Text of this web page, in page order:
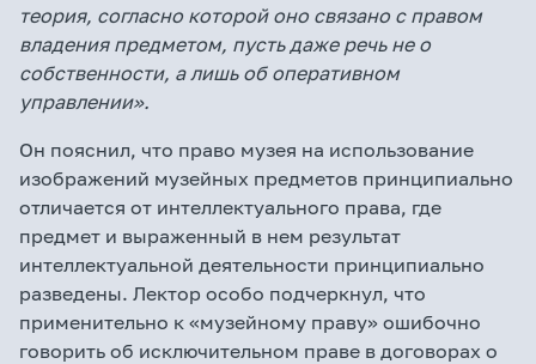
теория, согласно которой оно связано с правом
владения предметом, пусть даже речь не о
собственности, а лишь об оперативном
управлении».
Он пояснил, что право музея на использование
изображений музейных предметов принципиально
отличается от интеллектуального права, где
предмет и выраженный в нем результат
интеллектуальной деятельности принципиально
разведены. Лектор особо подчеркнул, что
применительно к «музейному праву» ошибочно
говорить об исключительном праве в договорах о